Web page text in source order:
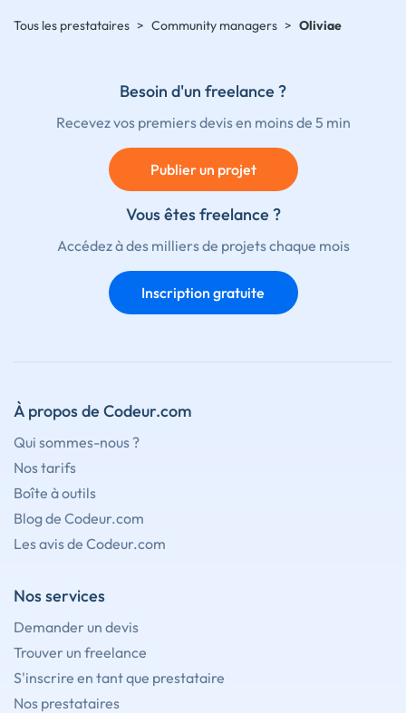
Tous les prestataires > Community managers > Oliviae
Besoin d'un freelance ?
Recevez vos premiers devis en moins de 5 min
Publier un projet
Vous êtes freelance ?
Accédez à des milliers de projets chaque mois
Inscription gratuite
À propos de Codeur.com
Qui sommes-nous ?
Nos tarifs
Boîte à outils
Blog de Codeur.com
Les avis de Codeur.com
Nos services
Demander un devis
Trouver un freelance
S'inscrire en tant que prestataire
Nos prestataires